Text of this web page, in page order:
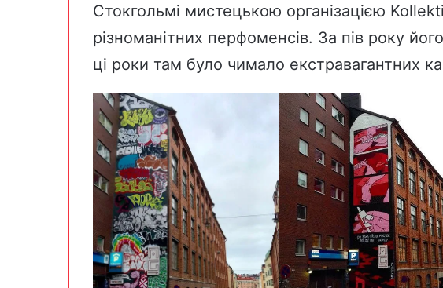
Стокгольмі мистецькою організацією
різноманітних перфоменсів. За пів року
ці роки там було чимало екстравагантних